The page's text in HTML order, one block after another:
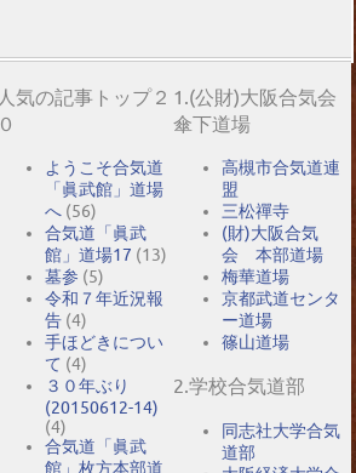
人気の記事トップ２
０
ようこそ合気道
「眞武館」道場
へ (56)
合気道「眞武
館」道場17 (13)
墓参 (5)
令和７年近況報
告 (4)
手ほどきについ
て (4)
３０年ぶり
(20150612-14)
(4)
合気道「眞武
館」枚方本部道
1.(公財)大阪合気会
傘下道場
高槻市合気道連
盟
三松禪寺
(財)大阪合気
会 本部道場
梅華道場
京都武道センタ
ー道場
篠山道場
2.学校合気道部
同志社大学合気
道部